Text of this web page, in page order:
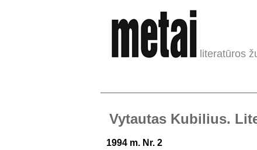
literatūros
Vytautas Kubilius.
1994 m. Nr. 2